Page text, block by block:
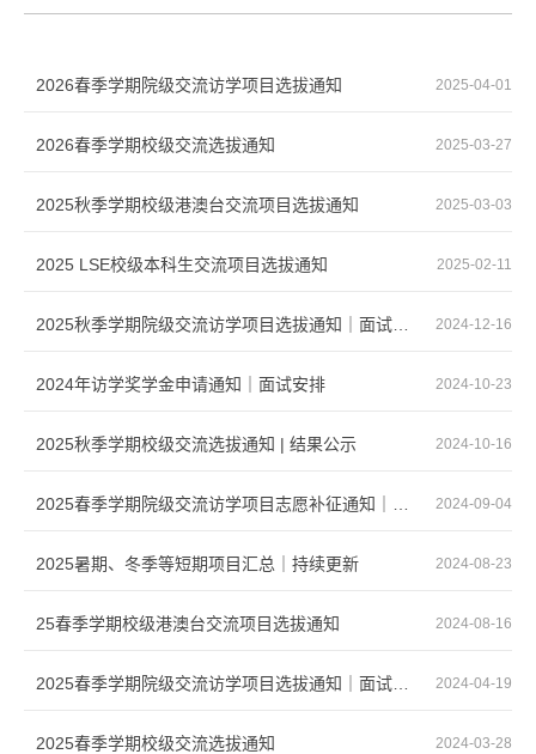
2025-04-01
2026春季学期院级交流访学项目选拔通知
2025-03-27
2026春季学期校级交流选拔通知
2025-03-03
2025秋季学期校级港澳台交流项目选拔通知
2025-02-11
2025 LSE校级本科生交流项目选拔通知
2024-12-16
2024-10-23
2024年访学奖学金申请通知｜面试安排
2024-10-16
2025秋季学期校级交流选拔通知 | 结果公示
2024-09-04
2024-08-23
2025暑期、冬季等短期项目汇总｜持续更新
2024-08-16
25春季学期校级港澳台交流项目选拔通知
2024-04-19
2024-03-28
2025春季学期校级交流选拔通知